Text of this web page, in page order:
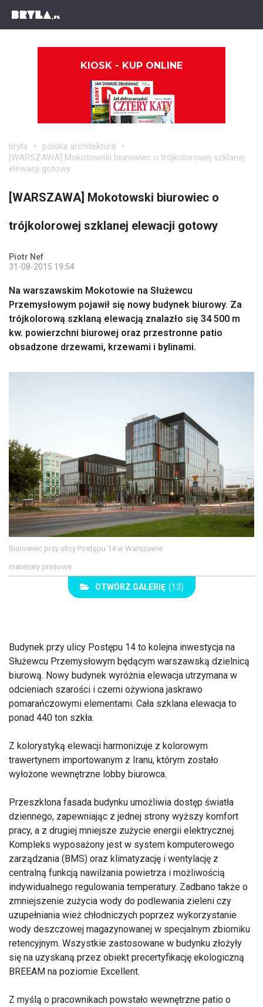
KIOSK - KUP ONLINE
bryła
polska architektura
[WARSZAWA] Mokotowski biurowiec o trójkolorowej szklanej
elewacji gotowy
[WARSZAWA] Mokotowski biurowiec o
trójkolorowej szklanej elewacji gotowy
Piotr Nef
31-08-2015 19:54
Na warszawskim Mokotowie na Służewcu
Przemysłowym pojawił się nowy budynek biurowy. Za
trójkolorową szklaną elewacją znalazło się 34 500 m
kw. powierzchni biurowej oraz przestronne patio
obsadzone drzewami, krzewami i bylinami.
Biurowiec przy ulicy Postępu 14 w Warszawie
materiały prasowe
OTWÓRZ GALERIĘ (13)
Budynek przy ulicy Postępu 14 to kolejna inwestycja na
Służewcu Przemysłowym będącym warszawską dzielnicą
biurową. Nowy budynek wyróżnia elewacja utrzymana w
odcieniach szarości i czerni ożywiona jaskrawo
pomarańczowymi elementami. Cała szklana elewacja to
ponad 440 ton szkła.
Z kolorystyką elewacji harmonizuje z kolorowym
trawertynem importowanym z Iranu, którym zostało
wyłożone wewnętrzne lobby biurowca.
Przeszklona fasada budynku umożliwia dostęp światła
dziennego, zapewniając z jednej strony wyższy komfort
pracy, a z drugiej mniejsze zużycie energii elektrycznej.
Kompleks wyposażony jest w system komputerowego
zarządzania (BMS) oraz klimatyzację i wentylację z
centralną funkcją nawilżania powietrza i możliwością
indywidualnego regulowania temperatury. Zadbano także o
zmniejszenie zużycia wody do podlewania zieleni czy
uzupełniania wież chłodniczych poprzez wykorzystanie
wody deszczowej magazynowanej w specjalnym zbiorniku
retencyjnym. Wszystkie zastosowane w budynku złożyły
się na uzyskaną przez obiekt precertyfikację ekologiczną
BREEAM na poziomie Excellent.
Z myślą o pracownikach powstało wewnętrzne patio o